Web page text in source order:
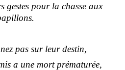
gestes pour la chasse aux
pas sur leur destin,
a une mort prématurée,